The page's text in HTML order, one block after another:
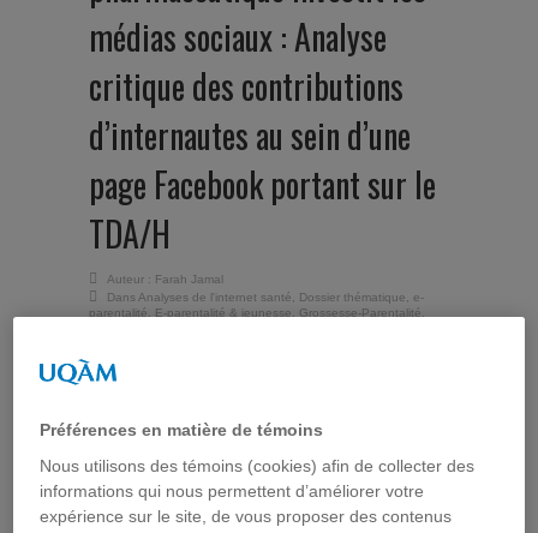
médias sociaux : Analyse
critique des contributions
d’internautes au sein d’une
page Facebook portant sur le
TDA/H
Auteur : Farah Jamal
Dans Analyses de l'internet santé Dossier thématique
e-
parentalité
E-parentalité & jeunesse Grossesse-Parentalité
est de plus en plus présente dans les médias
sociaux.Manon Niquette
, professeure titulaire du
Département d’information et de communication de
l’Université Laval, s’est intéressée aux pages
Facebook produites par l’industrie pharmaceutique
Préférences en matière de témoins
Nous utilisons des témoins (cookies) afin de collecter des
informations qui nous permettent d’améliorer votre
expérience sur le site, de vous proposer des contenus